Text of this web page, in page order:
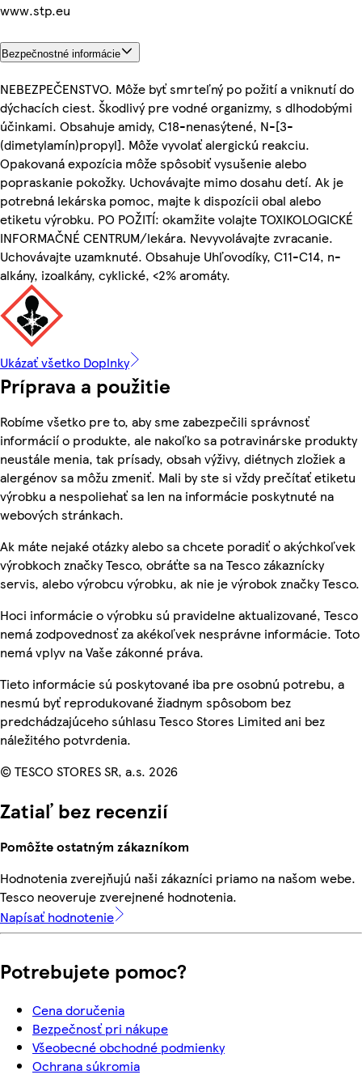
www.stp.eu
Bezpečnostné informácie
NEBEZPEČENSTVO. Môže byť smrteľný po požití a vniknutí do
dýchacích ciest. Škodlivý pre vodné organizmy, s dlhodobými
účinkami. Obsahuje amidy, C18-nenasýtené, N-[3-
(dimetylamín)propyl]. Môže vyvolať alergickú reakciu.
Opakovaná expozícia môže spôsobiť vysušenie alebo
popraskanie pokožky. Uchovávajte mimo dosahu detí. Ak je
potrebná lekárska pomoc, majte k dispozícii obal alebo
etiketu výrobku. PO POŽITÍ: okamžite volajte TOXIKOLOGICKÉ
INFORMAČNÉ CENTRUM/lekára. Nevyvolávajte zvracanie.
Uchovávajte uzamknuté. Obsahuje Uhľovodíky, C11-C14, n-
alkány, izoalkány, cyklické, <2% aromáty.
Ukázať všetko Doplnky
Príprava a použitie
Robíme všetko pre to, aby sme zabezpečili správnosť
informácií o produkte, ale nakoľko sa potravinárske produkty
neustále menia, tak prísady, obsah výživy, diétnych zložiek a
alergénov sa môžu zmeniť. Mali by ste si vždy prečítať etiketu
výrobku a nespoliehať sa len na informácie poskytnuté na
webových stránkach.
Ak máte nejaké otázky alebo sa chcete poradiť o akýchkoľvek
výrobkoch značky Tesco, obráťte sa na Tesco zákaznícky
servis, alebo výrobcu výrobku, ak nie je výrobok značky Tesco.
Hoci informácie o výrobku sú pravidelne aktualizované, Tesco
nemá zodpovednosť za akékoľvek nesprávne informácie. Toto
nemá vplyv na Vaše zákonné práva.
Tieto informácie sú poskytované iba pre osobnú potrebu, a
nesmú byť reprodukované žiadnym spôsobom bez
predchádzajúceho súhlasu Tesco Stores Limited ani bez
náležitého potvrdenia.
© TESCO STORES SR, a.s. 2026
Zatiaľ bez recenzií
Pomôžte ostatným zákazníkom
Hodnotenia zverejňujú naši zákazníci priamo na našom webe.
Tesco neoveruje zverejnené hodnotenia.
Napísať hodnotenie
Potrebujete pomoc?
Cena doručenia
Bezpečnosť pri nákupe
Všeobecné obchodné podmienky
Ochrana súkromia